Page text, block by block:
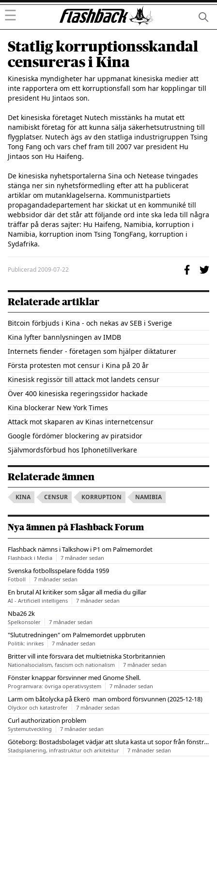
☰
Statlig korruptionsskandal
censureras i Kina
Kinesiska myndigheter har uppmanat kinesiska medier att
inte rapportera om ett korruptionsfall som har kopplingar till
president Hu Jintaos son.
Det kinesiska företaget Nutech misstänks ha mutat ett
namibiskt företag för att kunna sälja säkerhetsutrustning till
flygplatser. Nutech ägs av den statliga industrigruppen Tsing
Tong Fang och vars chef fram till 2007 var president Hu
Jintaos son Hu Haifeng.
De kinesiska nyhetsportalerna Sina och Netease tvingades
stänga ner sin nyhetsförmedling efter att ha publicerat
artiklar om mutanklagelserna. Kommunistpartiets
propagandadepartement har skickat ut en kommuniké till
webbsidor där det står att följande ord inte ska leda till några
träffar på deras sajter: Hu Haifeng, Namibia, korruption i
Namibia, korruption inom Tsing TongFang, korruption i
Sydafrika.
Publicerad2009-07-22
Relaterade artiklar
Bitcoin förbjuds i Kina - och nekas av SEB i Sverige
Kina lyfter bannlysningen av IMDB
Internets fiender - företagen som hjälper diktaturer
Första protesten mot censur i Kina på 20 år
Kinesisk regissör till attack mot landets censur
Över 400 kinesiska regeringssidor hackade
Kina blockerar New York Times
Attack mot skaparen av Kinas internetcensur
Google fördömer blockering av piratsidor
Självmordsförbud hos Iphonetillverkare
Relaterade ämnen
KINA CENSUR KORRUPTION NAMIBIA
Nya ämnen på Flashback Forum
Flashback nämns i Talkshow i P1 om Palmemordet
Flashback i Media 7 månader sedan
Svenska fotbollsspelare födda 1959
Fotboll 7 månader sedan
En brutal AI kritiker som sågar all media du gillar
AI - Artificiell intelligens 7 månader sedan
Nba26 2k
Spelkonsoler 7 månader sedan
"Slututredningen" om Palmemordet uppbruten
Politik: inrikes 7 månader sedan
Britter vill inte försvara det multietniska Storbritannien
Nationalsocialism, fascism och nationalism 7 månader sedan
Fönster knappar försvinner med Gnome Shell.
Programvara: övriga operativsystem 7 månader sedan
Larm om båtolycka på Ekerö  man ombord försvunnen (2025-12-18)
Olyckor och katastrofer 7 månader sedan
Curl authorization problem
Systemutveckling 7 månader sedan
Göteborg: Bostadsbolaget vädjar att sluta kasta ut sopor från fönstren
Stadsplanering, infrastruktur och arkitektur 7 månader sedan